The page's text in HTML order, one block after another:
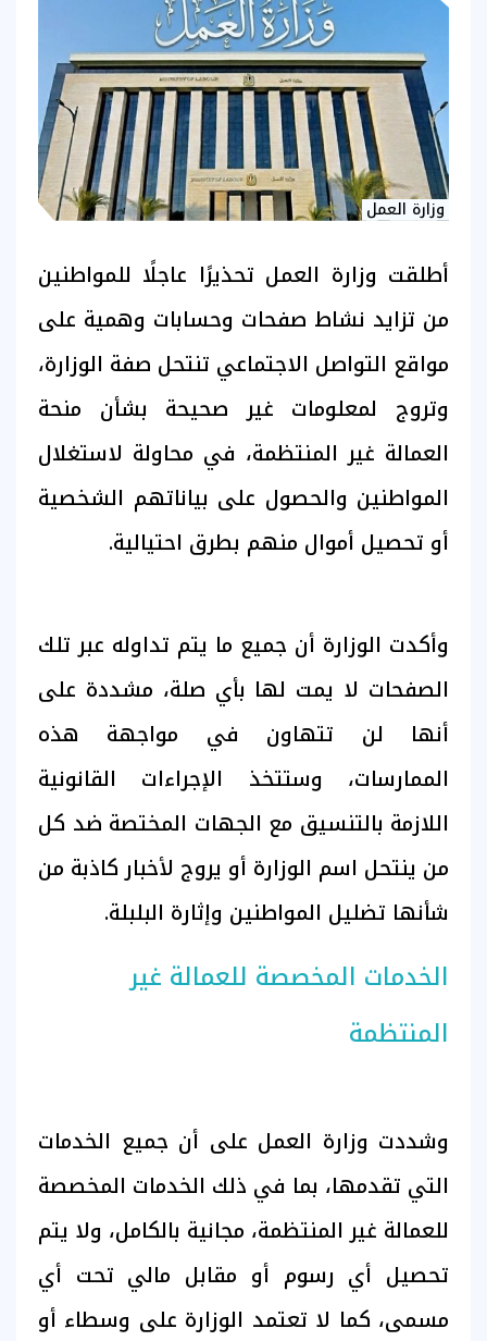
وزارة العمل
أطلقت وزارة العمل تحذيرًا عاجلًا للمواطنين
من تزايد نشاط صفحات وحسابات وهمية على
مواقع التواصل الاجتماعي تنتحل صفة الوزارة،
وتروج لمعلومات غير صحيحة بشأن منحة
العمالة غير المنتظمة، في محاولة لاستغلال
المواطنين والحصول على بياناتهم الشخصية
أو تحصيل أموال منهم بطرق احتيالية.
وأكدت الوزارة أن جميع ما يتم تداوله عبر تلك
الصفحات لا يمت لها بأي صلة، مشددة على
أنها لن تتهاون في مواجهة هذه
الممارسات، وستتخذ الإجراءات القانونية
اللازمة بالتنسيق مع الجهات المختصة ضد كل
من ينتحل اسم الوزارة أو يروج لأخبار كاذبة من
شأنها تضليل المواطنين وإثارة البلبلة.
الخدمات المخصصة للعمالة غير
المنتظمة
وشددت وزارة العمل على أن جميع الخدمات
التي تقدمها، بما في ذلك الخدمات المخصصة
للعمالة غير المنتظمة، مجانية بالكامل، ولا يتم
تحصيل أي رسوم أو مقابل مالي تحت أي
مسمى، كما لا تعتمد الوزارة على وسطاء أو